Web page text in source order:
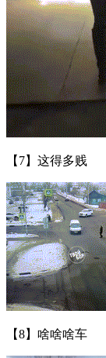
【7】这得多贱
【8】啥啥啥车